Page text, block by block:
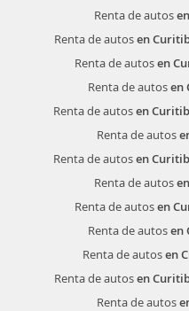
Renta de autos
Renta de autosen
Renta de autosen
Renta de autosen
Renta de autosen
Renta de autos
Renta de autosen
Renta de autos
Renta de autosen
Renta de autosen
Renta de autosen
Renta de autosen
Renta de autos